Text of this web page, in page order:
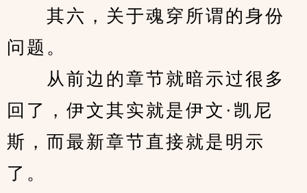
其六，关于魂穿所谓的身份
问题。
从前边的章节就暗示过很多
回了，伊文其实就是伊文·凯尼
斯，而最新章节直接就是明示
了。